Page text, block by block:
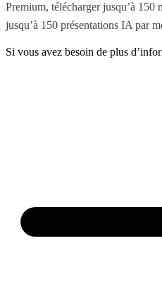
Premium, télécharger jusqu’à 150
jusqu’à 150 présentations IA par
Si vous avez besoin de plus